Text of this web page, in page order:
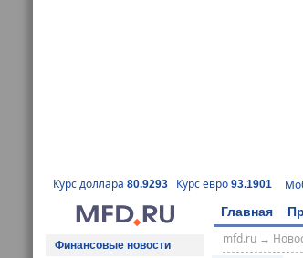
Курс доллара 80.9293 Курс евро 93.1901
Главная
Финансовые новости
mfd.ru→